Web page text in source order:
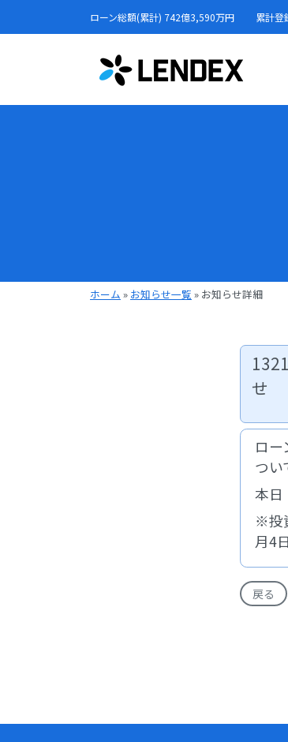
ローン総額(累計) 742億3,590万円 累計登
ホーム » お知らせ一覧 » お知らせ詳細
せ
ロ
つい
本日
※投
月4
戻る